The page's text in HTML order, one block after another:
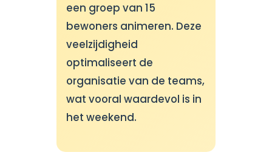
een groep van 15
bewoners animeren. Deze
veelzijdigheid
optimaliseert de
organisatie van de teams,
wat vooral waardevol is in
het weekend.